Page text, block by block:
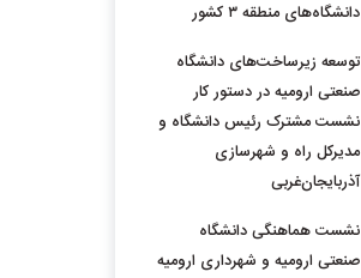
دانشگاه‌های منطقه ۳ کشور
توسعه زیرساخت‌های دانشگاه
صنعتی ارومیه در دستور کار
نشست مشترک رئیس دانشگاه و
مدیرکل راه و شهرسازی
آذربایجان‌غربی
نشست هماهنگی دانشگاه
صنعتی ارومیه و شهرداری ارومیه